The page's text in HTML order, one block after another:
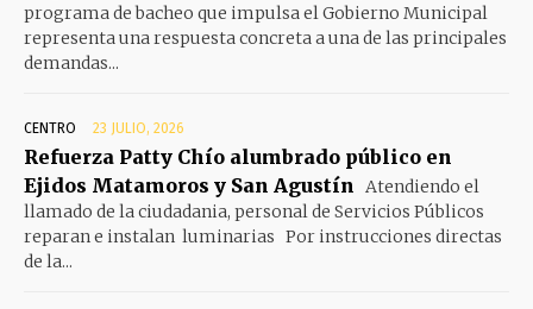
programa de bacheo que impulsa el Gobierno Municipal
representa una respuesta concreta a una de las principales
demandas...
CENTRO 23 JULIO, 2026
Refuerza Patty Chío alumbrado público en
Ejidos Matamoros y San Agustín Atendiendo el
llamado de la ciudadania, personal de Servicios Públicos
reparan e instalan luminarias Por instrucciones directas
de la...